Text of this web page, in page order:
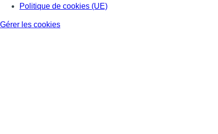
Politique de cookies (UE)
Gérer les cookies